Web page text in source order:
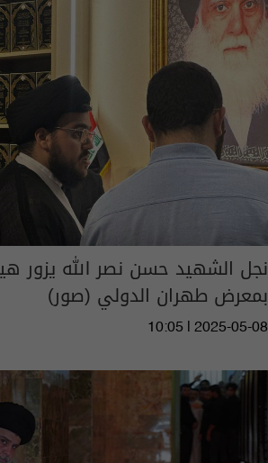
نجل الشهيد حسن نصر الله يزور
بمعرض طهران الدولي (صور)
10:05 | 2025-05-08